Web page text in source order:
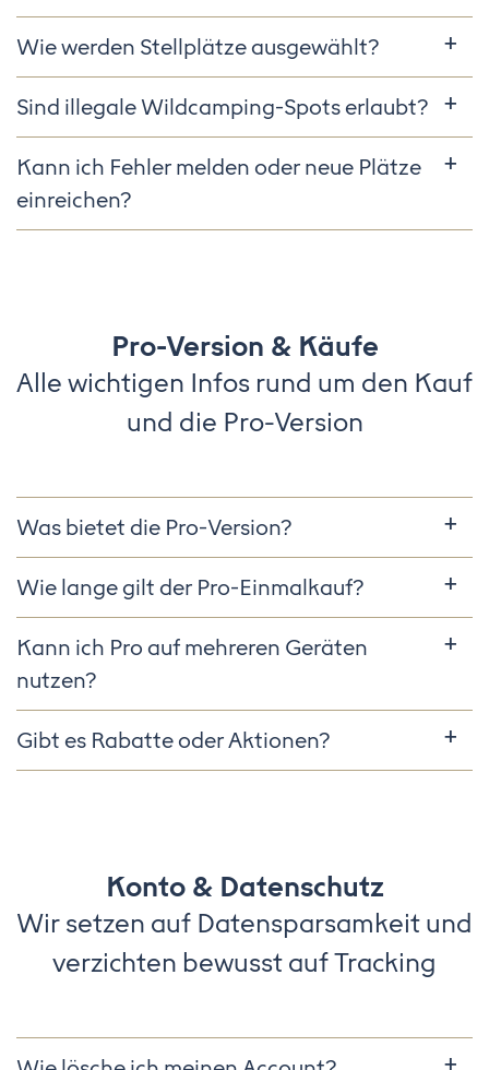
Wie werden Stellplätze ausgewählt?
Sind illegale Wildcamping-Spots erlaubt?
Kann ich Fehler melden oder neue Plätze
einreichen?
Pro-Version & Käufe
Alle wichtigen Infos rund um den Kauf
und die Pro-Version
Was bietet die Pro-Version?
Wie lange gilt der Pro-Einmalkauf?
Kann ich Pro auf mehreren Geräten
nutzen?
Gibt es Rabatte oder Aktionen?
Konto & Datenschutz
Wir setzen auf Datensparsamkeit und
verzichten bewusst auf Tracking